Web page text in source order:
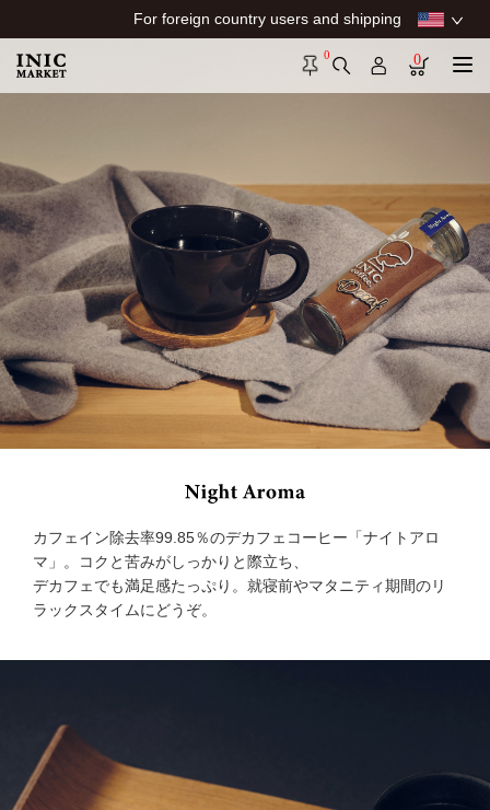
For foreign country users and shipping
0 0
カフェイン除去率99.85％のデカフェコーヒー「ナイトアロ
マ」。コクと苦みがしっかりと際立ち、
デカフェでも満足感たっぷり。就寝前やマタニティ期間のリ
ラックスタイムにどうぞ。